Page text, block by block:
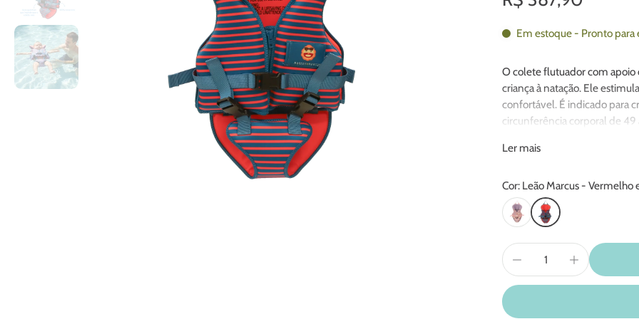
Em estoque - Pronto para
O colete flutuador com apoio
criança à natação. Ele
confortável. É indicado para
circunferência corporal de 49
Leve e funcional, o colete
secagem rápida, conta com
com a parte da virilha e
fixação que passa
pelo tronco da criança e
aquática.
IMPORTANTE: este
vigilância constante. Na parte
manuseio e controle por um
Ler mais
Cor: Leão Marcus - Vermelho